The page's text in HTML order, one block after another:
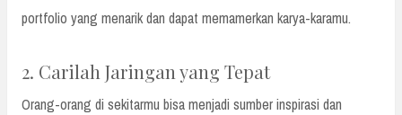
portfolio yang menarik dan dapat memamerkan karya-karamu.
2. Carilah Jaringan yang Tepat
Orang-orang di sekitarmu bisa menjadi sumber inspirasi dan